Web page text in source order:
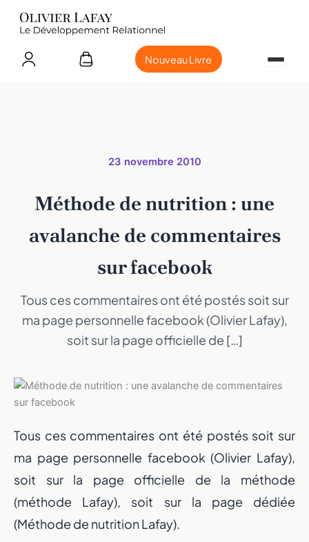
Nouveau Livre
23 novembre 2010
Méthode de nutrition : une
avalanche de commentaires
sur facebook
Tous ces commentaires ont été postés soit sur
ma page personnelle facebook (Olivier Lafay),
soit sur la page officielle de […]
Tous ces commentaires ont été postés soit sur
ma page personnelle facebook (Olivier Lafay),
soit sur la page officielle de la méthode
(méthode Lafay), soit sur la page dédiée
(Méthode de nutrition Lafay).